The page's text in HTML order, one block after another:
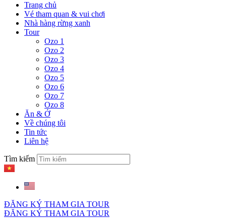
Trang chủ
Vé tham quan & vui chơi
Nhà hàng rừng xanh
Tour
Ozo 1
Ozo 2
Ozo 3
Ozo 4
Ozo 5
Ozo 6
Ozo 7
Ozo 8
Ăn & Ở
Về chúng tôi
Tin tức
Liên hệ
Tìm kiếm
ĐĂNG KÝ THAM GIA TOUR
ĐĂNG KÝ THAM GIA TOUR